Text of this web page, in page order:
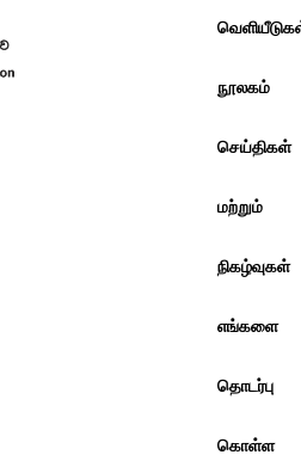
நூலகம்
செய்திகள்
மற்றும்
நிகழ்வுகள்
எங்களை
தொடர்பு
கொள்ள